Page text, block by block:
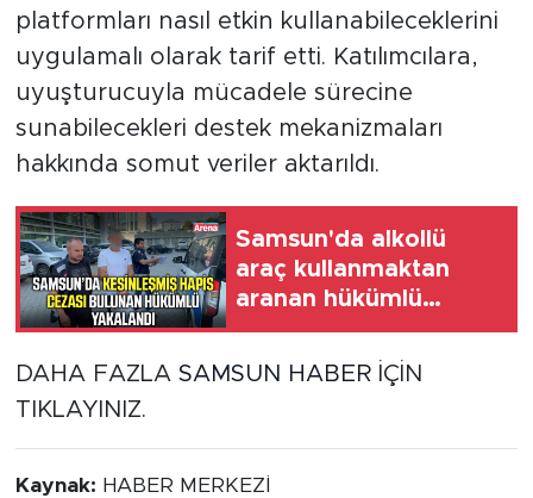
platformları nasıl etkin kullanabileceklerini
uygulamalı olarak tarif etti. Katılımcılara,
uyuşturucuyla mücadele sürecine
sunabilecekleri destek mekanizmaları
hakkında somut veriler aktarıldı.
Samsun'da alkollü
araç kullanmaktan
aranan hükümlü
cezaevine gönderildi
DAHA FAZLA SAMSUN HABERİÇİN
TIKLAYINIZ.
Kaynak: HABER MERKEZİ